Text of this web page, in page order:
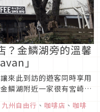
？金鱗湖旁的溫馨
」
來此到訪的遊客同時享用
鱗湖附近一家很有宮崎駿
九州自由行 、 咖啡店 、 咖啡